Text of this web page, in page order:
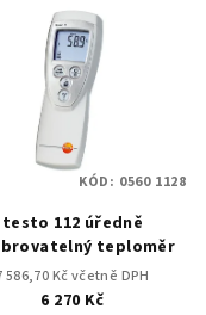
testo 112 úředně
teploměr
586,70 Kč včetně DPH
6 270 Kč
KÓD: 0560 1128